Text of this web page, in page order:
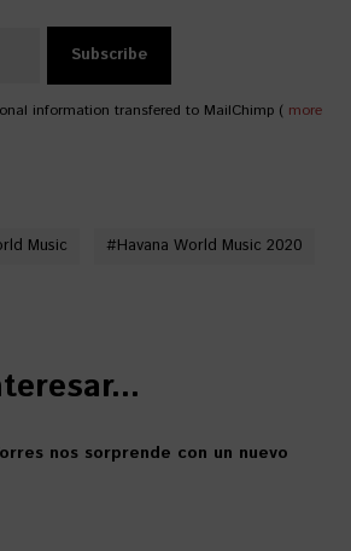
information transfered to MailChimp ( more
Music #Havana World Music 2020
nos sorprende con un nuevo